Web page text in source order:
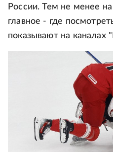
России. Тем не менее
главное - где
показывают на каналах